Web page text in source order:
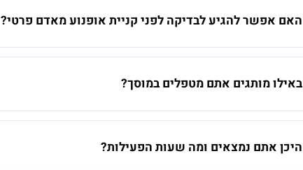
האם אפשר להגיע לבדיקה לפני קניית אופנוע מאדם פרטי?
באילו מותגים אתם מטפלים במוסך?
היכן אתם נמצאים ומה שעות הפעילות?